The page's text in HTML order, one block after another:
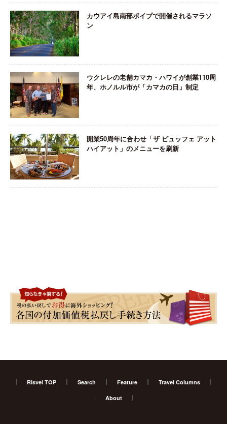
カウアイ島南部ポイプで開催されるマラソ
ン
ウクレレの老舗カマカ・ハワイが創業110周
年、ホノルル市が「カマカの日」制定
開業50周年に合わせ「ザ ビュッフェ アット
ハイアット」のメニューを刷新
Risvel TOP Search Feature Travel Columns
About